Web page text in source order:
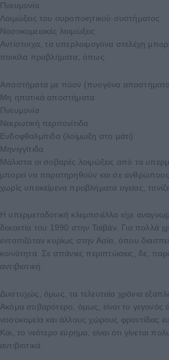
Πνευμονία
Λοιμώξεις του ουροποιητικού συστήματος
Νοσοκομειακές λοιμώξεις
Αντίστοιχα, τα υπερλοιμογόνα στελέχη
ποικίλα προβλήματα, όπως:
Αποστήματα με πύον (πυογόνα
Μη ηπατικά αποστήματα
Πνευμονία
Νεκρωτική περιτονίτιδα
Ενδοφθαλμίτιδα (λοίμωξη στο μάτι)
Μηνιγγίτιδα
Μάλιστα οι σοβαρές λοιμώξεις από τα
μπορεί να παρατηρηθούν και σε ανθρώπους
χωρίς υποκείμενα προβλήματα υγείας,
Η υπερμεταδοτική κλεμπσιέλλα είχε
δεκαετία του 1990 στην Ταϊβάν. Για πολλά
εντοπιζόταν κυρίως στην Ασία, όπου
κοινότητα. Σε σπάνιες περιπτώσεις, δε,
αντιβιοτική.
Δυστυχώς, όμως, τα τελευταία χρόνια
Ακόμα σοβαρότερο, όμως, είναι το γεγονός
νοσοκομεία και άλλους χώρους φροντίδας
Και, το νεότερο εύρημα, είναι ότι γίνεται
αντιβιοτικά.